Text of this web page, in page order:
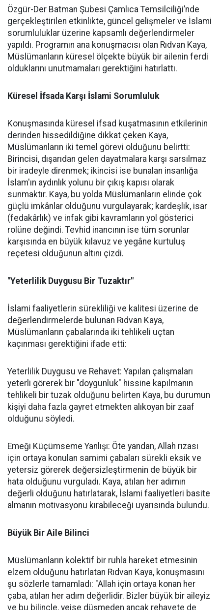
Özgür-Der Batman Şubesi Çamlıca Temsilciliği’nde
gerçekleştirilen etkinlikte, güncel gelişmeler ve İslami
sorumluluklar üzerine kapsamlı değerlendirmeler
yapıldı. Programın ana konuşmacısı olan Rıdvan Kaya,
Müslümanların küresel ölçekte büyük bir ailenin ferdi
olduklarını unutmamaları gerektiğini hatırlattı.
Küresel İfsada Karşı İslami Sorumluluk
Konuşmasında küresel ifsad kuşatmasının etkilerinin
derinden hissedildiğine dikkat çeken Kaya,
Müslümanların iki temel görevi olduğunu belirtti:
Birincisi, dışarıdan gelen dayatmalara karşı sarsılmaz
bir iradeyle direnmek; ikincisi ise bunalan insanlığa
İslam'ın aydınlık yolunu bir çıkış kapısı olarak
sunmaktır. Kaya, bu yolda Müslümanların elinde çok
güçlü imkânlar olduğunu vurgulayarak; kardeşlik, isar
(fedakârlık) ve infak gibi kavramların yol gösterici
rolüne değindi. Tevhid inancının ise tüm sorunlar
karşısında en büyük kılavuz ve yegâne kurtuluş
reçetesi olduğunun altını çizdi.
"Yeterlilik Duygusu Bir Tuzaktır"
İslami faaliyetlerin sürekliliği ve kalitesi üzerine de
değerlendirmelerde bulunan Rıdvan Kaya,
Müslümanların çabalarında iki tehlikeli uçtan
kaçınması gerektiğini ifade etti:
Yeterlilik Duygusu ve Rehavet: Yapılan çalışmaları
yeterli görerek bir "doygunluk" hissine kapılmanın
tehlikeli bir tuzak olduğunu belirten Kaya, bu durumun
kişiyi daha fazla gayret etmekten alıkoyan bir zaaf
olduğunu söyledi.
Emeği Küçümseme Yanlışı: Öte yandan, Allah rızası
için ortaya konulan samimi çabaları sürekli eksik ve
yetersiz görerek değersizleştirmenin de büyük bir
hata olduğunu vurguladı. Kaya, atılan her adımın
değerli olduğunu hatırlatarak, İslami faaliyetleri basite
almanın motivasyonu kırabileceği uyarısında bulundu.
Büyük Bir Aile Bilinci
Müslümanların kolektif bir ruhla hareket etmesinin
elzem olduğunu hatırlatan Rıdvan Kaya, konuşmasını
şu sözlerle tamamladı: "Allah için ortaya konan her
çaba, atılan her adım değerlidir. Bizler büyük bir aileyiz
ve bu bilinçle, yeise düşmeden ancak rehavete de